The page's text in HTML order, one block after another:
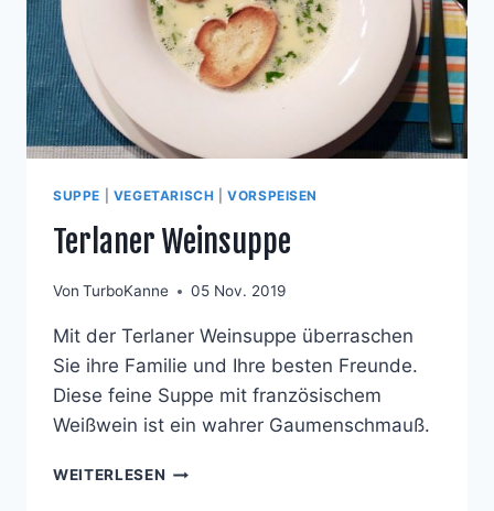
SUPPE VEGETARISCH |VORSPEISEN
Terlaner Weinsuppe
Von TurboKanne 05 Nov. 2019
Mit der Terlaner Weinsuppe überraschen
Sie ihre Familie und Ihre besten Freunde.
Diese feine Suppe mit französischem
Weißwein ist ein wahrer Gaumenschmauß.
WEITERLESEN TERLANER